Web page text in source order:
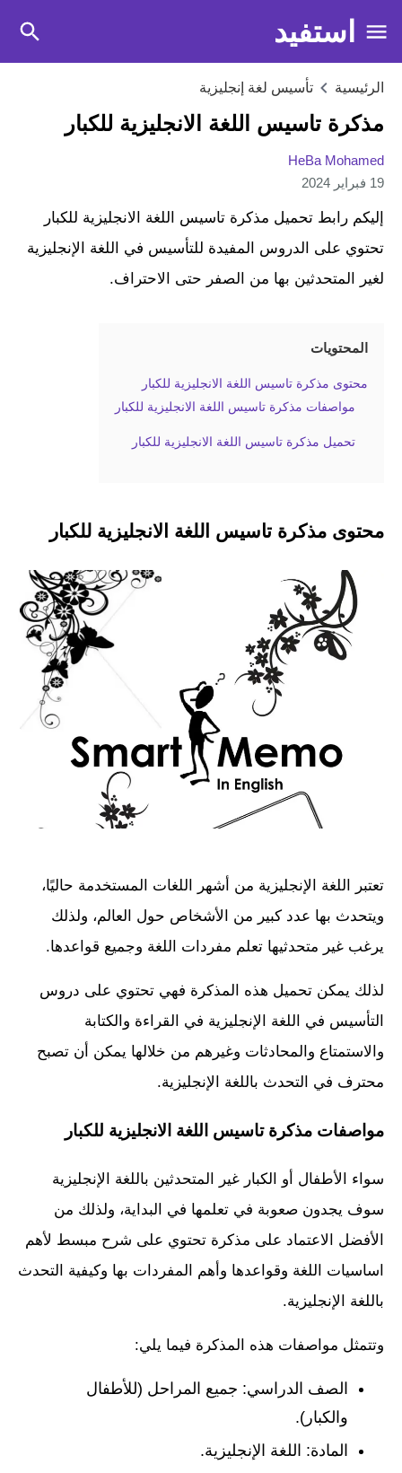
استفيد
الرئيسية تأسيس لغة إنجليزية
مذكرة تاسيس اللغة الانجليزية للكبار
HeBa Mohamed
19 فبراير 2024
إليكم رابط تحميل مذكرة تاسيس اللغة الانجليزية للكبار
تحتوي على الدروس المفيدة للتأسيس في اللغة الإنجليزية
لغير المتحدثين بها من الصفر حتى الاحتراف.
المحتويات
محتوى مذكرة تاسيس اللغة الانجليزية للكبار
مواصفات مذكرة تاسيس اللغة الانجليزية للكبار
تحميل مذكرة تاسيس اللغة الانجليزية للكبار
محتوى مذكرة تاسيس اللغة الانجليزية للكبار
تعتبر اللغة الإنجليزية من أشهر اللغات المستخدمة حاليًا،
ويتحدث بها عدد كبير من الأشخاص حول العالم، ولذلك
يرغب غير متحدثيها تعلم مفردات اللغة وجميع قواعدها.
لذلك يمكن تحميل هذه المذكرة فهي تحتوي على دروس
التأسيس في اللغة الإنجليزية في القراءة والكتابة
والاستمتاع والمحادثات وغيرهم من خلالها يمكن أن تصبح
محترف في التحدث باللغة الإنجليزية.
مواصفات مذكرة تاسيس اللغة الانجليزية للكبار
سواء الأطفال أو الكبار غير المتحدثين باللغة الإنجليزية
سوف يجدون صعوبة في تعلمها في البداية، ولذلك من
الأفضل الاعتماد على مذكرة تحتوي على شرح مبسط لأهم
اساسيات اللغة وقواعدها وأهم المفردات بها وكيفية التحدث
باللغة الإنجليزية.
وتتمثل مواصفات هذه المذكرة فيما يلي:
الصف الدراسي: جميع المراحل (للأطفال
والكبار).
المادة: اللغة الإنجليزية.